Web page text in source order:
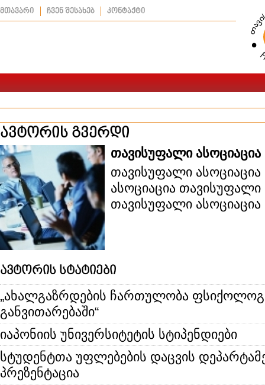
მთავარი ჩვენ შესახებ კონტაქტი
ავტორის გვერდი
თავისუფალი ასოციაცია
თავისუფალი
ასოციაცია თავისუფალი
თავისუფალი ასოციაცია
ავტორის სტატიები
„ახალგაზრდების ჩართულობა
განვითარებაში“
იაპონიის უნივერსიტეტის სტიპენდიები
სტუდენტთა უფლებების დაცვის
პრეზენტაცია